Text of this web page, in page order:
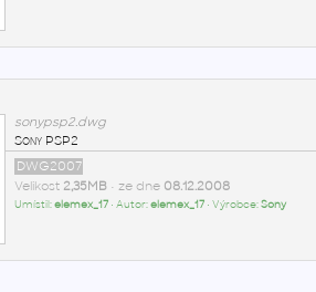
sonypsp2.dwg
Sony PSP2
DWG2007
Velikost 2,35MB• ze dne 08.12.2008
Umístil:elemex_17• Autor:elemex_17• Výrobce:Sony